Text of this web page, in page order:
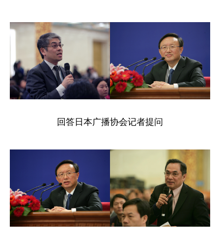
回答日本广播协会记者提问